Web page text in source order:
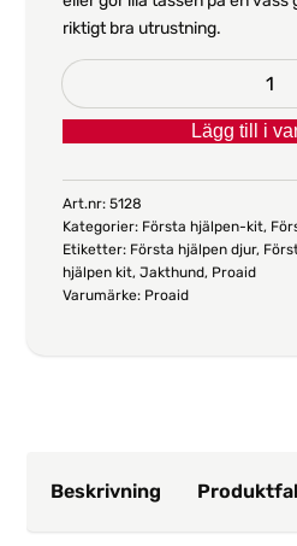
riktigt bra utrustning.
Första
hjälpen-
(M)
mängd
Lägg till i
Art.nr:5128
Kategorier: Första hjälpen-kit,
Etiketter: Första hjälpen djur,
hjälpen kit,Jakthund, Proaid
Varumärke: Proaid
Beskrivning